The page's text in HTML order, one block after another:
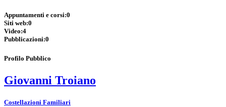
Appuntamenti e corsi:0
Siti web:0
Video:4
Pubblicazioni:0
Profilo Pubblico
Giovanni Troiano
Costellazioni Familiari